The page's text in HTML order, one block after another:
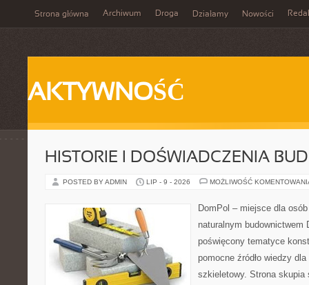
Strona główna Archiwum Droga Działamy Nowości
AKTYWNOŚĆ
HISTORIE I DOŚWIADCZENIA
POSTED BY ADMIN LIP - 9 - 2026 MOŻLIWOŚĆ
DomPol – miejsce dla
naturalnym budownictwem
poświęcony tematyce
pomocne źródło wiedzy
szkieletowy. Strona skupia